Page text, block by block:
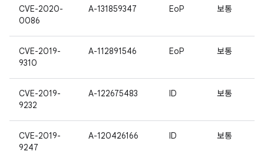
CVE-2020-
0086
A-131859347 EoP 보통
CVE-2019-
9310
A-112891546 EoP 보통
CVE-2019-
9232
A-122675483 ID 보통
CVE-2019-
9247
A-120426166 ID 보통